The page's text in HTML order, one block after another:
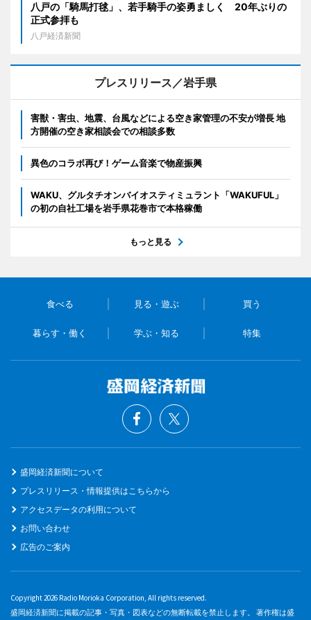
八戸の「騎馬打毬」、若手騎手の姿勇ましく 20年ぶりの
正式参拝も
八戸経済新聞
プレスリリース／岩手県
害獣・害虫、地震、台風などによる空き家管理の不安が増長 地
方開催の空き家相談会での相談多数
異色のコラボ再び！ゲーム音楽で物産振興
WAKU、グルタチオンバイオスティミュラント「WAKUFUL」
の初の自社工場を岩手県花巻市で本格稼働
もっと見る
食べる 見る・遊ぶ 買う
暮らす・働く 学ぶ・知る 特集
盛岡経済新聞について
プレスリリース・情報提供はこちらから
アクセスデータの利用について
お問い合わせ
広告のご案内
Copyright 2026 Radio Morioka Corporation, All rights reserved.
盛岡経済新聞に掲載の記事・写真・図表などの無断転載を禁止します。 著作権は盛